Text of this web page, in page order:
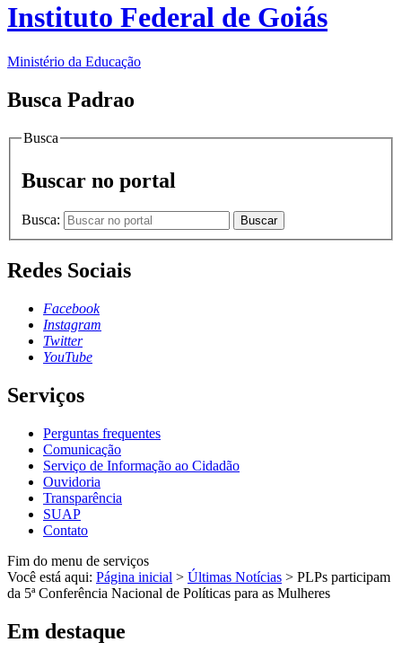
Instituto Federal de Goiás
Ministério da Educação
Busca Padrao
Busca
Buscar no portal
Busca: Buscar
Redes Sociais
Facebook
Instagram
Twitter
YouTube
Serviços
Perguntas frequentes
Comunicação
Serviço de Informação ao Cidadão
Ouvidoria
Transparência
SUAP
Contato
Fim do menu de serviços
Você está aqui: Página inicial > Últimas Notícias > PLPs participam
da 5ª Conferência Nacional de Políticas para as Mulheres
Em destaque